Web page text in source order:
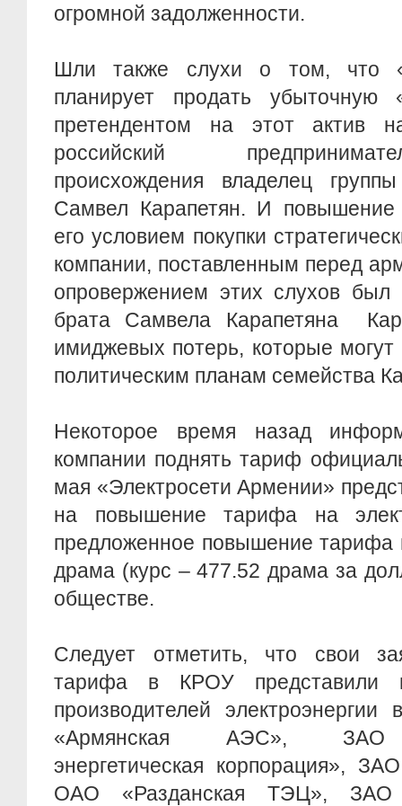
огромной задолженности.
Шли также слухи о том,
планирует продать убыточную
претендентом на этот актив
российский
происхождения владелец
Самвел Карапетян. И
его условием покупки
компании, поставленным перед
опровержением этих слухов был
брата Самвела Карапетяна
имиджевых потерь, которые
политическим планам семейства
Некоторое время назад
компании поднять тариф
мая «Электросети Армении»
на повышение тарифа на
предложенное повышение тарифа
драма (курс – 477.52 драма за
обществе.
Следует отметить, что свои
тарифа в КРОУ представили
производителей
«Армянская АЭС», ЗАО
энергетическая корпорация»,
ОАО «Разданская ТЭЦ», ЗАО